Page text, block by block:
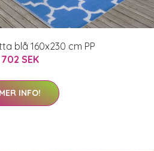
blå 160x230 cm PP
702 SEK
MER INFO!